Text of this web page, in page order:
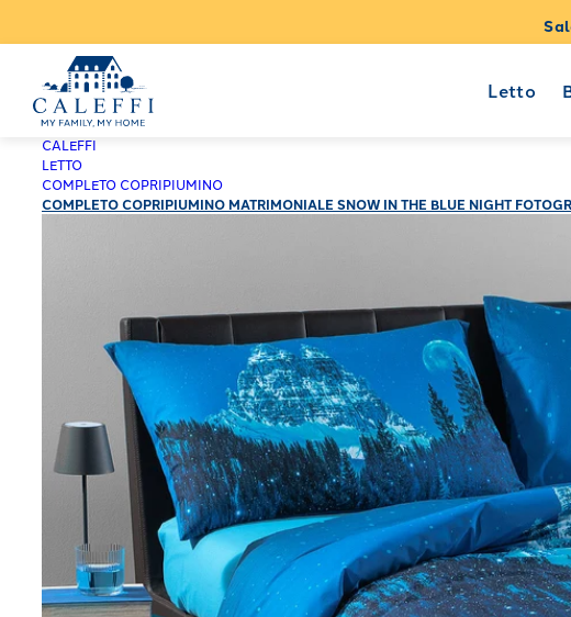
Letto
CALEFFI
LETTO
COMPLETO COPRIPIUMINO
COMPLETO COPRIPIUMINO MATRIMONIALE SNOW IN THE BLUE NIGHT